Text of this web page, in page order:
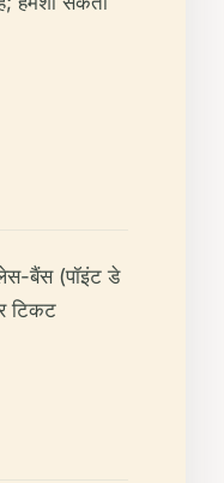
बैंस (पॉइंट डे
टिकट